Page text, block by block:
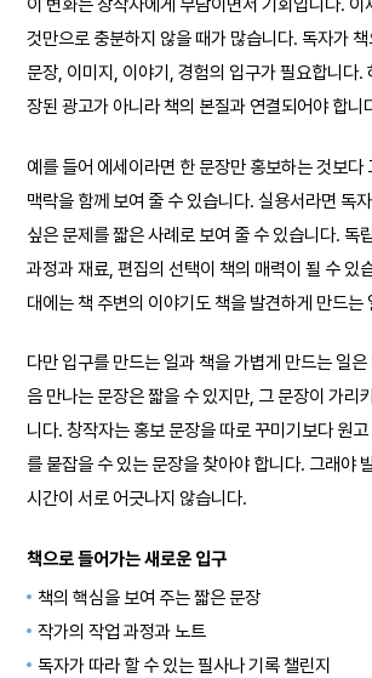
이 변화는 창작자에게 부담이면서 기회입니다. 이
것만으로 충분하지 않을 때가 많습니다. 독자가
문장, 이미지, 이야기, 경험의 입구가 필요합니다.
장된 광고가 아니라 책의 본질과 연결되어야 합니
예를 들어 에세이라면 한 문장만 홍보하는 것보다
맥락을 함께 보여 줄 수 있습니다. 실용서라면 독
싶은 문제를 짧은 사례로 보여 줄 수 있습니다. 독
과정과 재료, 편집의 선택이 책의 매력이 될 수 있
대에는 책 주변의 이야기도 책을 발견하게 만드는
다만 입구를 만드는 일과 책을 가볍게 만드는 일은
음 만나는 문장은 짧을 수 있지만, 그 문장이 가리
니다. 창작자는 홍보 문장을 따로 꾸미기보다 원
를 붙잡을 수 있는 문장을 찾아야 합니다. 그래야
시간이 서로 어긋나지 않습니다.
책으로 들어가는 새로운 입구
책의 핵심을 보여 주는 짧은 문장
작가의 작업 과정과 노트
독자가 따라 할 수 있는 필사나 기록 챌린지